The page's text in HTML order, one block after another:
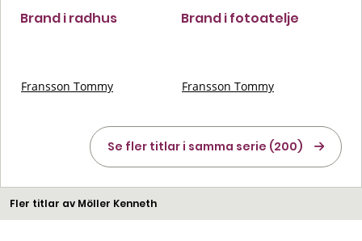
Brand i radhus
Fransson Tommy
Brand i fotoatelje
Fransson Tommy
Se fler titlar i samma serie (200)
Fler titlar av Möller Kenneth